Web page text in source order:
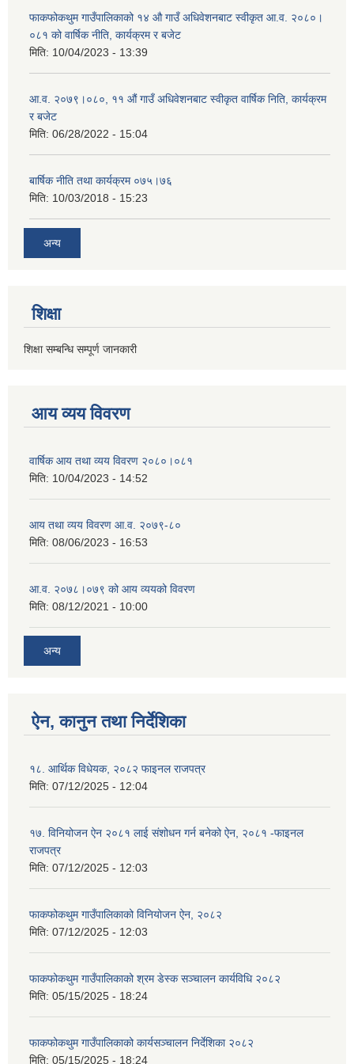
फाकफोकथुम गाउँपालिकाको १४ औ गाउँ अधिवेशनबाट स्वीकृत आ.व. २०८०।
०८१ को वार्षिक नीति, कार्यक्रम र बजेट
मिति: 10/04/2023 - 13:39
आ.व. २०७९।०८०, ११ औं गाउँ अधिवेशनबाट स्वीकृत वार्षिक निति, कार्यक्रम
र बजेट
मिति: 06/28/2022 - 15:04
बार्षिक नीति तथा कार्यक्रम ०७५।७६
मिति: 10/03/2018 - 15:23
अन्य
शिक्षा
शिक्षा सम्बन्धि सम्पूर्ण जानकारी
आय व्यय विवरण
वार्षिक आय तथा व्यय विवरण २०८०।०८१
मिति: 10/04/2023 - 14:52
आय तथा व्यय विवरण आ.व. २०७९-८०
मिति: 08/06/2023 - 16:53
आ.व. २०७८।०७९ को आय व्ययको विवरण
मिति: 08/12/2021 - 10:00
अन्य
ऐन, कानुन तथा निर्देशिका
१८. आर्थिक विधेयक, २०८२ फाइनल राजपत्र
मिति: 07/12/2025 - 12:04
१७. विनियोजन ऐन २०८१ लाई संशोधन गर्न बनेको ऐन, २०८१ -फाइनल
राजपत्र
मिति: 07/12/2025 - 12:03
फाकफोकथुम गाउँपालिकाको विनियोजन ऐन, २०८२
मिति: 07/12/2025 - 12:03
फाकफोकथुम गाउँपालिकाको श्रम डेस्क सञ्चालन कार्यविधि २०८२
मिति: 05/15/2025 - 18:24
फाकफोकथुम गाउँपालिकाको कार्यसञ्चालन निर्देशिका २०८२
मिति: 05/15/2025 - 18:24